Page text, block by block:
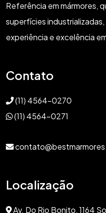
Referência em mármores,
superfícies industrializadas,
experiência e excelência
Contato
(11) 4564-0270
(11) 4564-0271
Localização
Av. Do Rio Bonito, 1164